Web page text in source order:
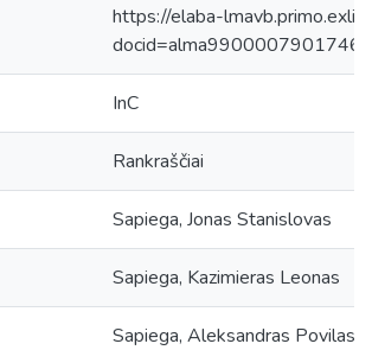
https://elaba-
InC
Rankraščiai
Sapiega, Jonas Stanislovas
Sapiega, Kazimieras Leonas
Sapiega, Aleksandras Povilas